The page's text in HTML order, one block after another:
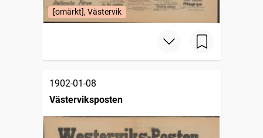
[omärkt], Västervik
1902-01-08
Västerviksposten